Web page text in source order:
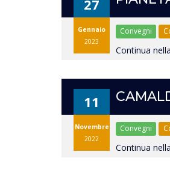
27
Gennaio
2023
Convegni
Continua
11
Novembre
2022
Convegni
Continua